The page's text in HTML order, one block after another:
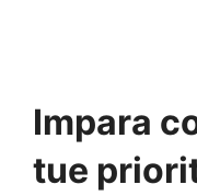
Impara
tue